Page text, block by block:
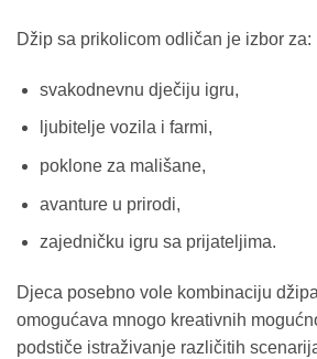
Džip sa prikolicom odličan je izbor za:
svakodnevnu dječiju igru,
ljubitelje vozila i farmi,
poklone za mališane,
avanture u prirodi,
zajedničku igru sa prijateljima.
Djeca posebno vole kombinaciju
omogućava mnogo kreativnih
podstiče istraživanje različitih